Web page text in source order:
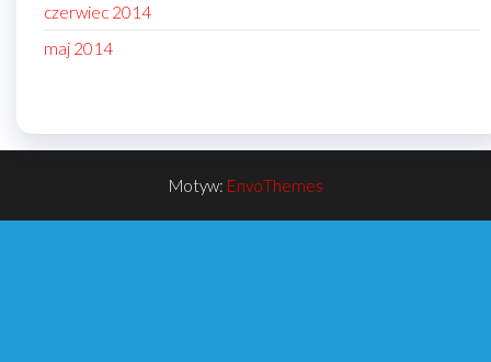
czerwiec 2014
maj 2014
Motyw: EnvoThemes